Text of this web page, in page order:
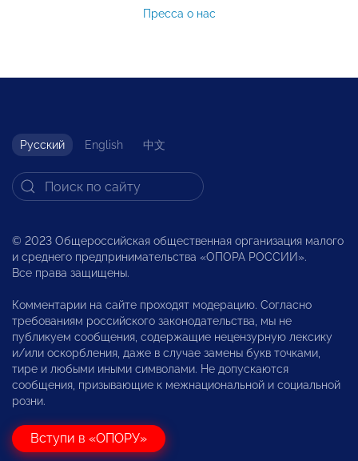
Пресса о нас
Русский English 中文
© 2023 Общероссийская общественная организация малого
и среднего предпринимательства «ОПОРА РОССИИ».
Все права защищены.
Комментарии на сайте проходят модерацию. Согласно
требованиям российского законодательства, мы не
публикуем сообщения, содержащие нецензурную лексику
и/или оскорбления, даже в случае замены букв точками,
тире и любыми иными символами. Не допускаются
сообщения, призывающие к межнациональной и социальной
розни.
Вступи в «ОПОРУ»